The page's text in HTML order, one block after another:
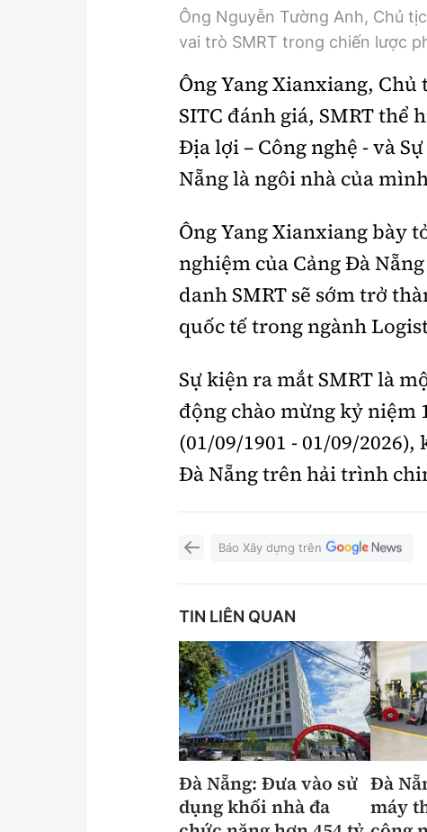
Ông Nguyễn Tường Anh, Chủ
vai trò SMRT trong chiến lược
Ông Yang Xianxiang,
SITC đánh giá, SMRT thể
Địa lợi – Công nghệ - và
Nẵng là ngôi nhà của
Ông Yang Xianxiang bày
nghiệm của Cảng Đà
danh SMRT sẽ sớm trở
quốc tế trong ngành
Sự kiện ra mắt SMRT là
động chào mừng kỷ niệm
(01/09/1901 - 01/09/
Đà Nẵng trên hải trình
Báo Xây dựng trên
TIN LIÊN QUAN
Đà Nẵng: Đưa vào sử
dụng khối nhà đa
Đà
máy